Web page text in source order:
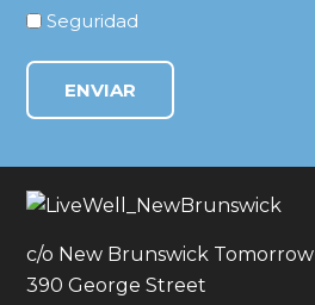
c/o New Brunswick Tomorrow
390 George Street
Seguridad